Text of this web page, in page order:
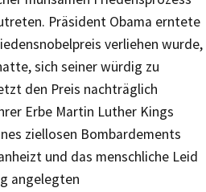
Präsident Obama erntete
verliehen wurde,
sich seiner würdig zu
den Preis nachträglich
Erbe Martin Luther Kings
ziellosen Bombardements
und das menschliche Leid
angelegten